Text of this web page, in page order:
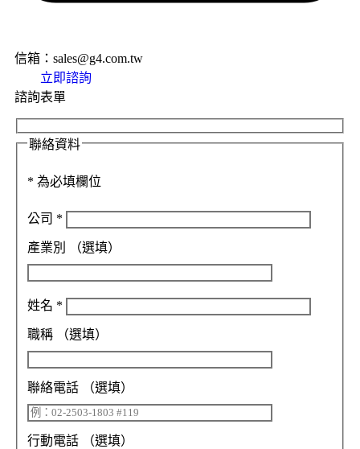
信箱：sales@g4.com.tw
立即諮詢
諮詢表單
聯絡資料
* 為必填欄位
公司 *
產業別 （選填）
姓名 *
職稱 （選填）
聯絡電話 （選填）
行動電話 （選填）